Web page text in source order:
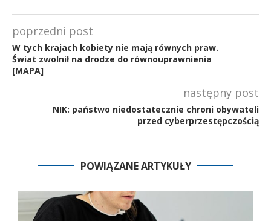
poprzedni post
W tych krajach kobiety nie mają równych praw.
Świat zwolnił na drodze do równouprawnienia
[MAPA]
następny post
NIK: państwo niedostatecznie chroni obywateli
przed cyberprzestępczością
POWIĄZANE ARTYKUŁY